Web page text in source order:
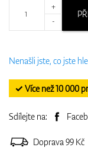
+
-
Nenašli jste, co jste
✓ Více než 10 000
Sdílejte na:
Doprava 99 Kč